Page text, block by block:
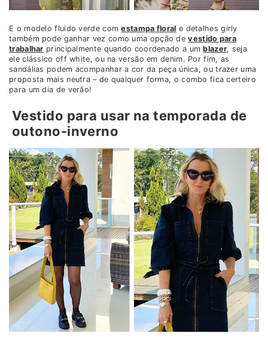
E o modelo fluido verde comestampa floral e detalhes girly
também pode ganhar vez como uma opção devestido para
trabalhar principalmente quando coordenado a umblazer, seja
ele clássico off white, ou na versão em denim. Por fim, as
sandálias podem acompanhar a cor da peça única, ou trazer uma
proposta mais neutra – de qualquer forma, o combo fica certeiro
para um dia de verão!
Vestido para usar na temporada de
outono-inverno